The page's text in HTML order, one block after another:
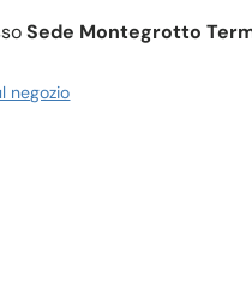
Sede Montegrotto
negozio